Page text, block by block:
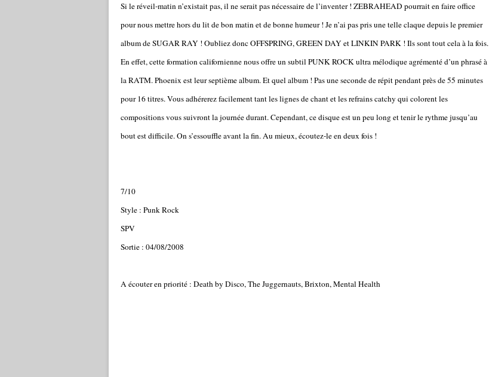
Si le réveil-matin n’existait pas, il ne serait pas nécessaire de l’inventer ! ZEBRAHEAD pourrait en faire office
pour nous mettre hors du lit de bon matin et de bonne humeur ! Je n’ai pas pris une telle claque depuis le premier
album de SUGAR RAY ! Oubliez donc OFFSPRING, GREEN DAY et LINKIN PARK ! Ils sont tout cela à la fois.
En effet, cette formation californienne nous offre un subtil PUNK ROCK ultra mélodique agrémenté d’un phrasé à
la RATM. Phoenix est leur septième album. Et quel album ! Pas une seconde de répit pendant près de 55 minutes
pour 16 titres. Vous adhérerez facilement tant les lignes de chant et les refrains catchy qui colorent les
compositions vous suivront la journée durant. Cependant, ce disque est un peu long et tenir le rythme jusqu’au
bout est difficile. On s’essouffle avant la fin. Au mieux, écoutez-le en deux fois !
7/10
Style : Punk Rock
SPV
Sortie : 04/08/2008
A écouter en priorité : Death by Disco, The Juggernauts, Brixton, Mental Health